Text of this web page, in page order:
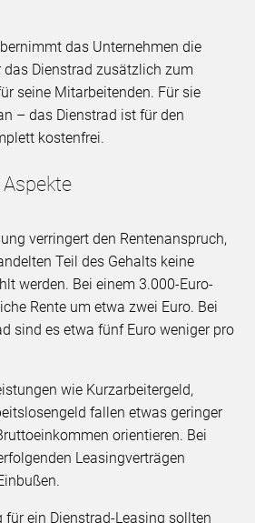
das Unternehmen die
Dienstrad zusätzlich zum
seine Mitarbeitenden. Für sie
– das Dienstrad ist für den
kostenfrei.
verringert den Rentenanspruch,
Teil des Gehalts keine
werden. Bei einem 3.000-Euro-
Rente um etwa zwei Euro. Bei
sind es etwa fünf Euro weniger pro
wie Kurzarbeitergeld,
fallen etwas geringer
orientieren. Bei
Leasingverträgen
für ein Dienstrad-Leasing sollten